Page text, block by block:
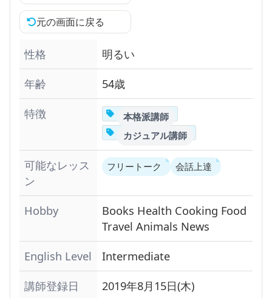
元の画面に戻る
性格
明るい
年齢
54歳
特徴
本格派講師
カジュアル講師
可能なレッス
ン
フリートーク 会話上達
Hobby Books Health Cooking Food
Travel Animals News
English Level
Intermediate
講師登録日
2019年8月15日(木)